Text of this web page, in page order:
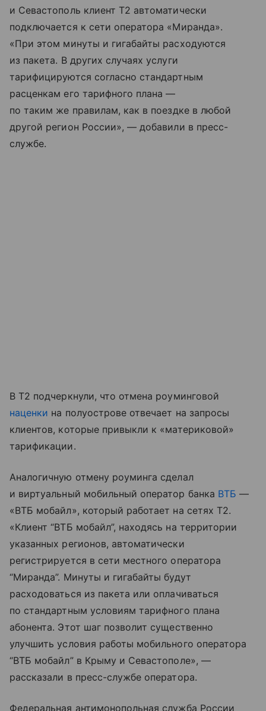
и Севастополь клиент T2 автоматически
подключается к сети оператора «Миранда».
«При этом минуты и гигабайты расходуются
из пакета. В других случаях услуги
тарифицируются согласно стандартным
расценкам его тарифного плана —
по таким же правилам, как в поездке в любой
другой регион России», — добавили в пресс-
службе.
В T2 подчеркнули, что отмена роуминговой
наценки на полуострове отвечает на запросы
клиентов, которые привыкли к «материковой»
тарификации.
Аналогичную отмену роуминга сделал
и виртуальный мобильный оператор банка ВТБ —
«ВТБ мобайл», который работает на сетях T2.
«Клиент “ВТБ мобайл”, находясь на территории
указанных регионов, автоматически
регистрируется в сети местного оператора
“Миранда”. Минуты и гигабайты будут
расходоваться из пакета или оплачиваться
по стандартным условиям тарифного плана
абонента. Этот шаг позволит существенно
улучшить условия работы мобильного оператора
“ВТБ мобайл” в Крыму и Севастополе», —
рассказали в пресс-службе оператора.
Федеральная антимонопольная служба России